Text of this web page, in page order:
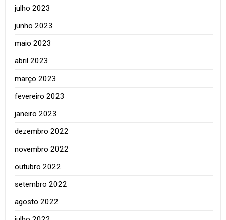
julho 2023
junho 2023
maio 2023
abril 2023
março 2023
fevereiro 2023
janeiro 2023
dezembro 2022
novembro 2022
outubro 2022
setembro 2022
agosto 2022